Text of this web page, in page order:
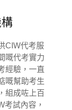
CIW代考服
嘅代考實力
經驗，一直
嘅幫助考生
組成咗上百
考試內容，